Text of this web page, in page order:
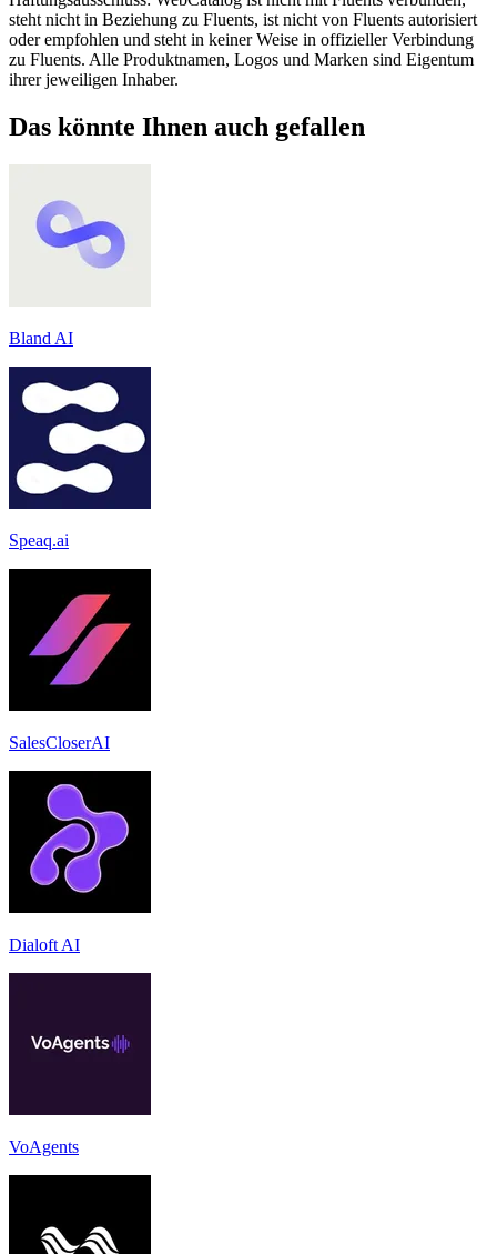
steht nicht in Beziehung zu Fluents, ist nicht von Fluents autorisiert
oder empfohlen und steht in keiner Weise in offizieller Verbindung
zu Fluents. Alle Produktnamen, Logos und Marken sind Eigentum
ihrer jeweiligen Inhaber.
Das könnte Ihnen auch gefallen
Bland AI
Speaq.ai
SalesCloserAI
Dialoft AI
VoAgents